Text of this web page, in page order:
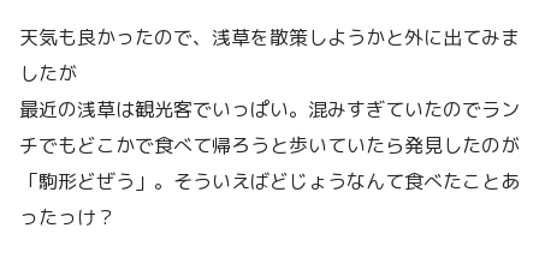
天気も良かったので、浅草を散策しようかと外に出てみま
したが
最近の浅草は観光客でいっぱい。混みすぎていたのでラン
チでもどこかで食べて帰ろうと歩いていたら発見したのが
「駒形どぜう」。そういえばどじょうなんて食べたことあ
ったっけ？